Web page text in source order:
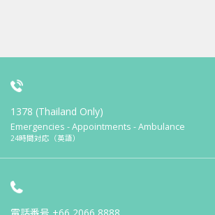
1378 (Thailand Only)
Emergencies - Appointments - Ambulance
24時間対応（英語）
電話番号 +66 2066 8888